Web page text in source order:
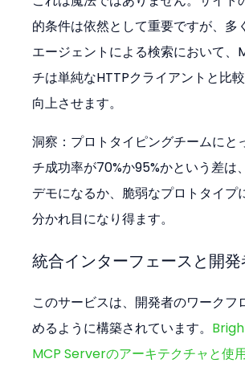
的条件は依然として重要ですが、多
エージェントによる検索において、
チは単純なHTTPクライアントと比
向上させます。
洞察：プロトタイピングチームにと
チ成功率が70%か95%かという差は
デモになるか、脆弱なプロトタイプ
分かれ目になり得ます。
統合インターフェースと開
このサービスは、開発者のワークフ
めるように構築されています。
MCP Serverのアーキテクチャと使